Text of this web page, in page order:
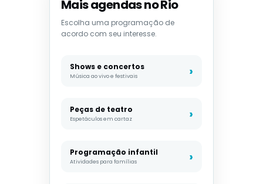
Mais agendas no Rio
Escolha uma programação de
acordo com seu interesse.
Shows e concertos
Música ao vivo e festivais
Peças de teatro
Espetáculos em cartaz
Programação infantil
Atividades para famílias